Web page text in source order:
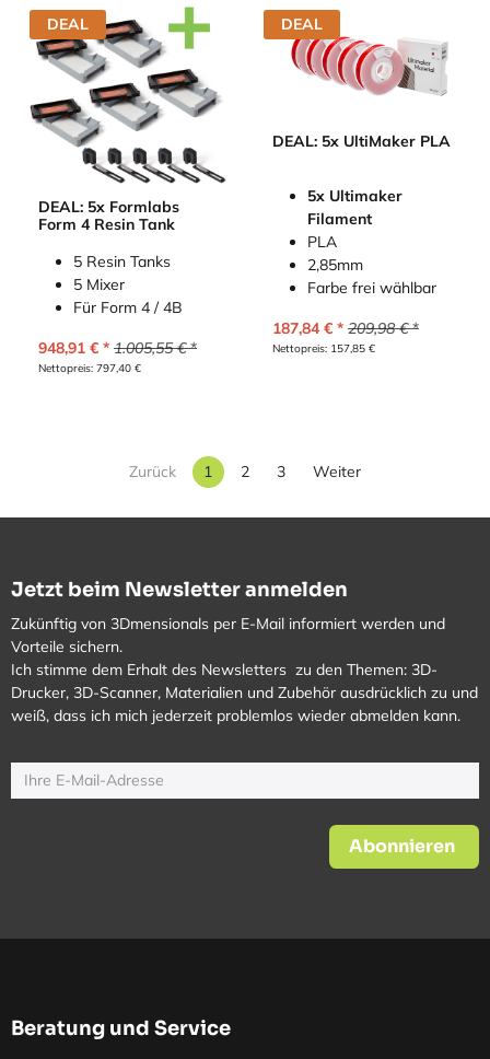
DEAL
DEAL: 5x Formlabs
Form 4 Resin Tank
5 Resin Tanks
5 Mixer
Für Form 4 / 4B
948,91 € 1.005,55€
Nettopreis: 797,40 €
DEAL
DEAL: 5x UltiMaker PLA
5x Ultimaker
Filament
PLA
2,85mm
Farbe frei wählbar
187,84€ 209,98€
Nettopreis: 157,85€
Zurück 1 2 3 Weiter
Jetzt beim Newsletter anmelden
Zukünftig von 3Dmensionals per E-Mail informiert werden und
Vorteile sichern.
Ich stimme dem Erhalt des Newsletters zu den Themen: 3D-
Drucker, 3D-Scanner, Materialien und Zubehör ausdrücklich zu und
weiß, dass ich mich jederzeit problemlos wieder abmelden kann.
Abonnieren
Beratung und Service